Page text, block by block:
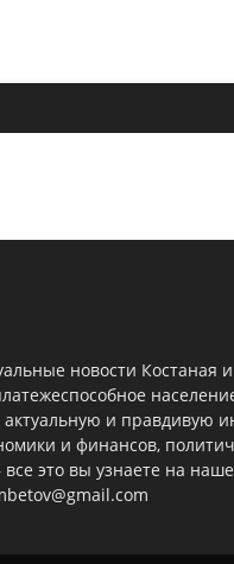
новости
актуальную и правдивую
и финансов,
это вы узнаете на